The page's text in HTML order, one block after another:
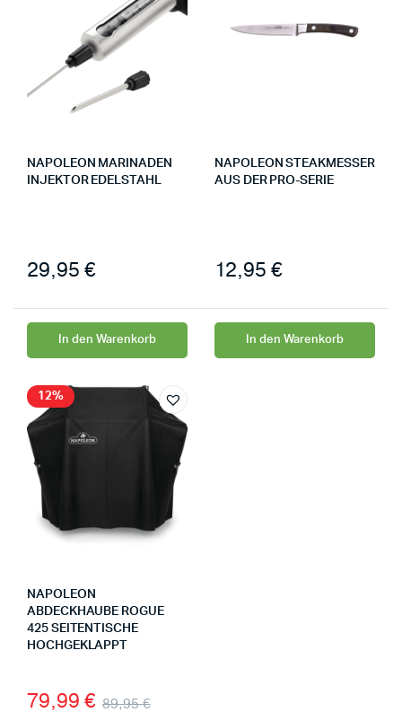
NAPOLEON MARINADEN
INJEKTOR EDELSTAHL
29,95 €
In den Warenkorb
NAPOLEON STEAKMESSER
AUS DER PRO-SERIE
12,95 €
In den Warenkorb
12%
NAPOLEON
ABDECKHAUBE ROGUE
425 SEITENTISCHE
HOCHGEKLAPPT
89,95€
79,99 €